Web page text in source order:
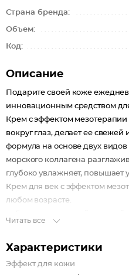
Страна бренда:
Объем:
Код:
Описание
Подарите своей коже
инновационным средством
Крем с эффектом
вокруг глаз, делает ее
формула на основе двух
морского коллагена
глубоко увлажняет, повышает
Крем для век с эффектом
любом возрасте.
устраняет отечность
Многофункциональный
Читать все
Характеристики
Эффект для кожи